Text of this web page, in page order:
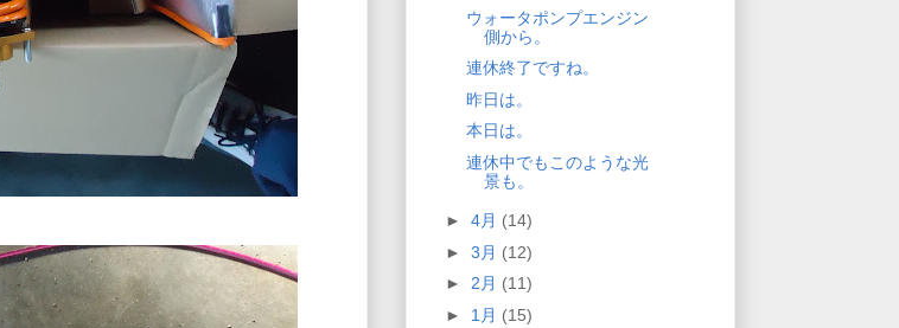
ウォータポンプエンジン
側から。
連休終了ですね。
昨日は。
本日は。
連休中でもこのような光
景も。
► 4月 (14)
► 3月 (12)
► 2月 (11)
► 1月 (15)